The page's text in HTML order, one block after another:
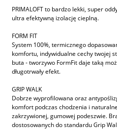
PRIMALOFT to bardzo lekki, super
ultra efektywną izolację cieplną.
FORM FIT
System 100%, termicznego
komfortu, indywidualne cechy twojej
buta - tworzywo FormFit daje taką
długotrwały efekt.
GRIP WALK
Dobrze wyprofilowana oraz
komfort podczas chodzenia i
zakrzywionej, gumowej podeszwie.
dostosowanych do standardu Grip